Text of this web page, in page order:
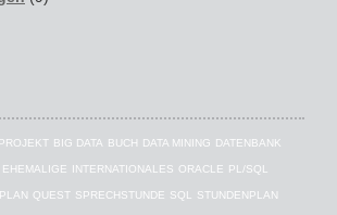
BIG DATA BUCH DATA MINING DATENBANK
EHEMALIGE INTERNATIONALES ORACLE PL/SQL
QUEST SPRECHSTUNDE SQL STUNDENPLAN